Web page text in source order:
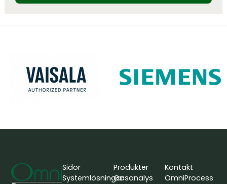
Sidor
Systemlösningar
Produkter
Gasanalys
Kontakt
OmniProcess